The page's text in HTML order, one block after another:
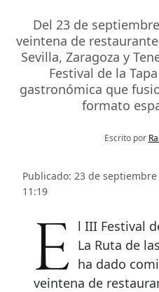
Del 23 de
veintena de
Sevilla, Zaragoza y
Festival de la
gastronómica que
formato
Escrito por
Publicado: 23 de
11:19
El III Festival de la Tapa Peruana – La Ruta de
ha dado
veintena de